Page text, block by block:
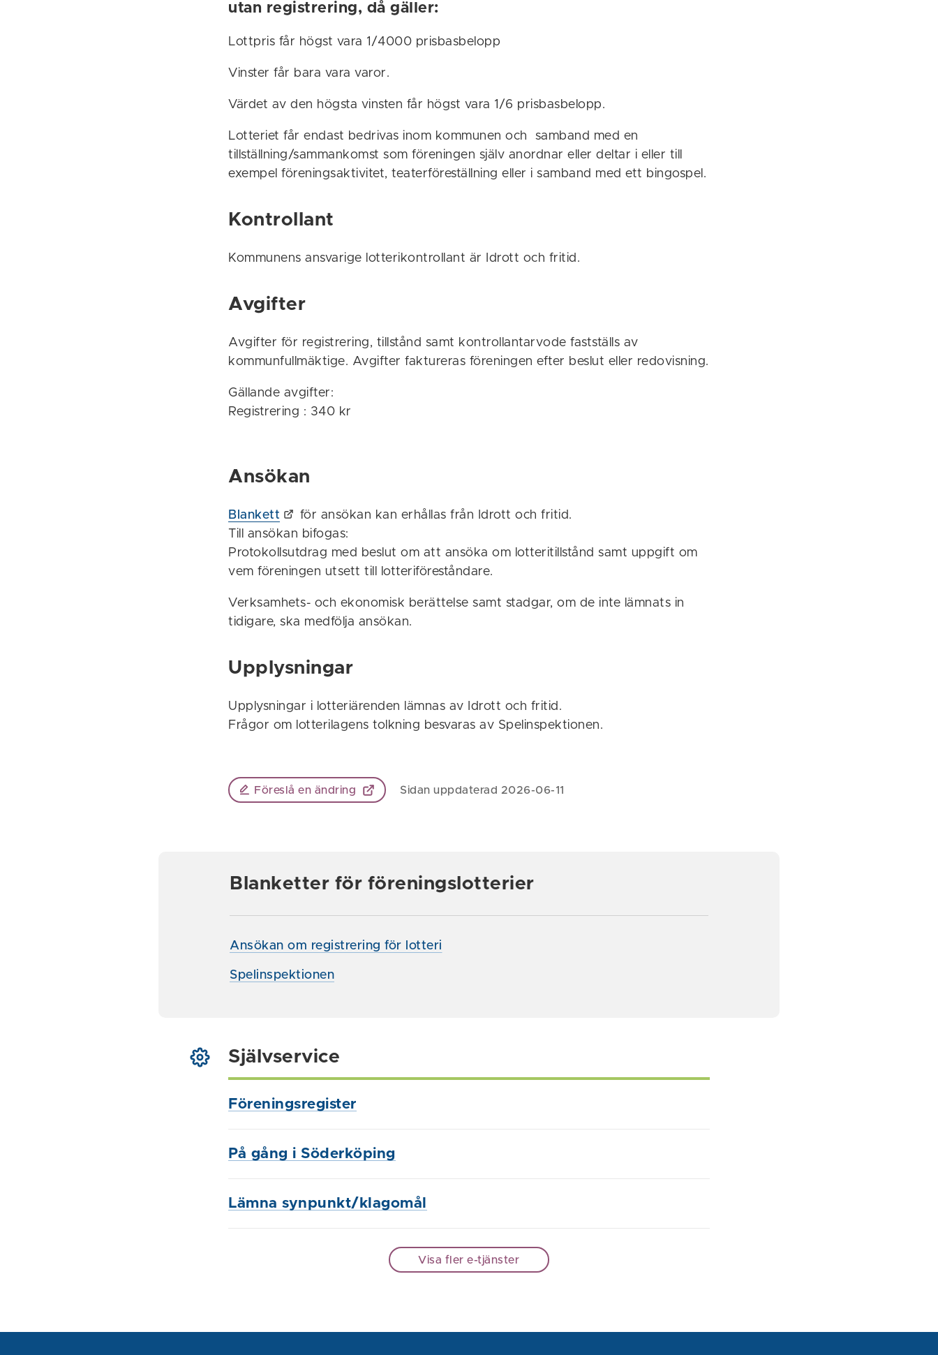
utan registrering, då gäller:
Lottpris får högst vara 1/4000 prisbasbelopp
Vinster får bara vara varor.
Värdet av den högsta vinsten får högst vara 1/6 prisbasbelopp.
Lotteriet får endast bedrivas inom kommunen och samband med en
tillställning/sammankomst som föreningen själv anordnar eller deltar i eller till
exempel föreningsaktivitet, teaterföreställning eller i samband med ett bingospel.
Kontrollant
Kommunens ansvarige lotterikontrollant är Idrott och fritid.
Avgifter
Avgifter för registrering, tillstånd samt kontrollantarvode fastställs av
kommunfullmäktige. Avgifter faktureras föreningen efter beslut eller redovisning.
Gällande avgifter:
Registrering : 340 kr
Ansökan
Blankett
för ansökan kan erhållas från Idrott och fritid.
Till ansökan bifogas:
Protokollsutdrag med beslut om att ansöka om lotteritillstånd samt uppgift om
vem föreningen utsett till lotteriföreståndare.
Verksamhets- och ekonomisk berättelse samt stadgar, om de inte lämnats in
tidigare, ska medfölja ansökan.
Upplysningar
Upplysningar i lotteriärenden lämnas av Idrott och fritid.
Frågor om lotterilagens tolkning besvaras av Spelinspektionen.
Föreslå en ändring Sidan uppdaterad 2026-06-11
Blanketter för föreningslotterier
Ansökan om registrering för lotteri
Spelinspektionen
Självservice
Föreningsregister
På gång i Söderköping
Lämna synpunkt/klagomål
Visa fler e-tjänster